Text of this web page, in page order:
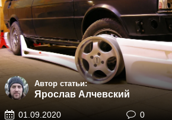
Автор статьи:
Ярослав Алчевский
01.09.2020 0